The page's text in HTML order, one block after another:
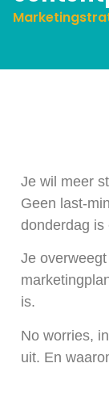
Je wil meer
Geen last-
donderdag is
Je
is.
No worries,
uit. En